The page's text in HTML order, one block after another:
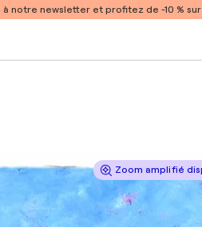
à notre newsletter et profitez de -10 %
Zoom amplifié